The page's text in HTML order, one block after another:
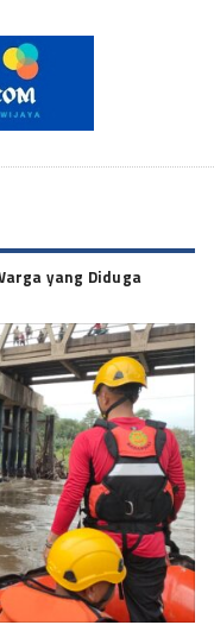
yang Diduga